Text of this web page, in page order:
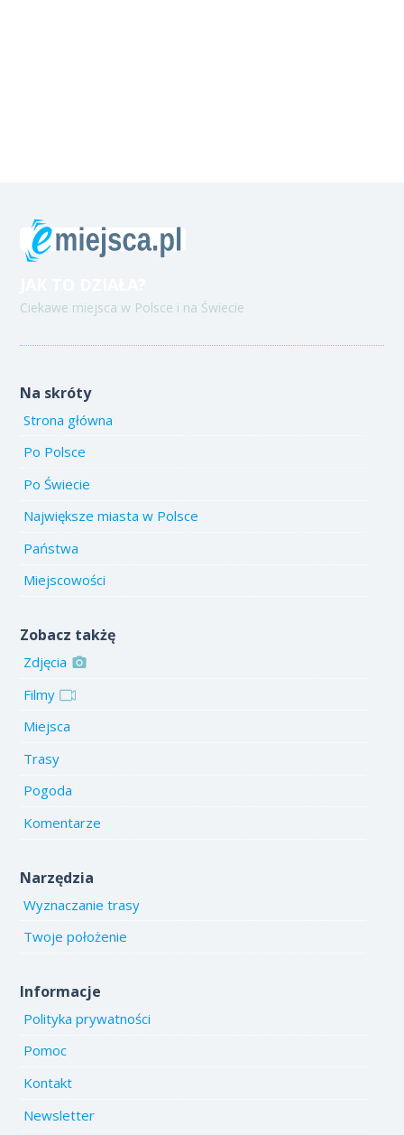
Ciekawe miejsca w Polsce i na Świecie
Na skróty
Strona główna
Po Polsce
Po Świecie
Największe miasta w Polsce
Państwa
Miejscowości
Zobacz takżę
Zdjęcia
Filmy
Miejsca
Trasy
Pogoda
Komentarze
Narzędzia
Wyznaczanie trasy
Twoje położenie
Informacje
Polityka prywatności
Pomoc
Kontakt
Newsletter